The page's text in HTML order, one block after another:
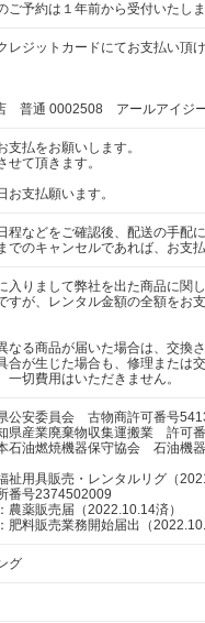
ご予約は１年前から受付いたしま
レジットカードにてお支払い頂け
普通 0002508 アールアイジ
払をお願いします。
せて頂きます。
支払願います。
程などをご確認後、配送の手配に
でのキャンセルであれば、お支
入りまして弊社を出た商品に関
すが、レンタル金額の全額をお
る商品が届いた場合は、交換さ
が生じた場合も、修理または交
切費用はいただきません。
公安委員会 古物商許可番号
県産業廃棄物収集運搬業 許可
石油燃焼機器保守協会 石油機
祉用具販売・レンタルリグ（
番号2374502009
農薬販売届（2022.10.14済）
肥料販売業務開始届出（
グ